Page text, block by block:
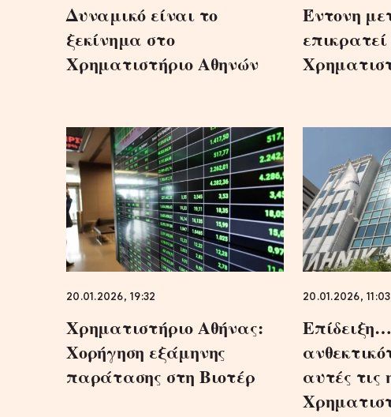
Δυναμικό είναι το
ξεκίνημα στο
Χρηματιστήριο Αθηνών
Έντονη
20.01.2026, 19:32
Χρηματιστήριο Αθήνας:
Χορήγηση εξάμηνης
παράτασης στη Βιοτέρ
20.01.2026, 11:03
Επίδειξη…
αυτές τις